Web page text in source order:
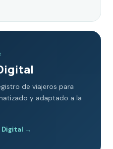
de viajeros para
y adaptado a la
Digital →